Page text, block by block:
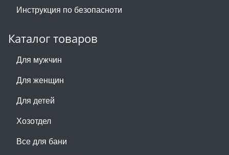
Инструкция по безопасноти
Каталог товаров
Для мужчин
Для женщин
Для детей
Хозотдел
Все для бани